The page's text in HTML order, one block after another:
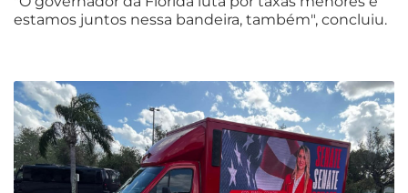
estamos juntos nessa bandeira, também", concluiu.